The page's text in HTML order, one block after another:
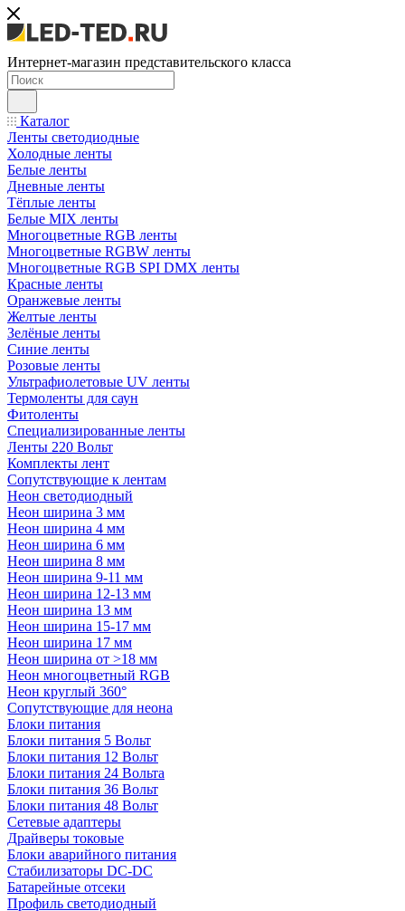
Интернет-магазин представительского класса
Каталог
Ленты светодиодные
Холодные ленты
Белые ленты
Дневные ленты
Тёплые ленты
Белые MIX ленты
Многоцветные RGB ленты
Многоцветные RGBW ленты
Многоцветные RGB SPI DMX ленты
Красные ленты
Оранжевые ленты
Желтые ленты
Зелёные ленты
Синие ленты
Розовые ленты
Ультрафиолетовые UV ленты
Термоленты для саун
Фитоленты
Специализированные ленты
Ленты 220 Вольт
Комплекты лент
Сопутствующие к лентам
Неон светодиодный
Неон ширина 3 мм
Неон ширина 4 мм
Неон ширина 6 мм
Неон ширина 8 мм
Неон ширина 9-11 мм
Неон ширина 12-13 мм
Неон ширина 13 мм
Неон ширина 15-17 мм
Неон ширина 17 мм
Неон ширина от >18 мм
Неон многоцветный RGB
Неон круглый 360°
Сопутствующие для неона
Блоки питания
Блоки питания 5 Вольт
Блоки питания 12 Вольт
Блоки питания 24 Вольта
Блоки питания 36 Вольт
Блоки питания 48 Вольт
Сетевые адаптеры
Драйверы токовые
Блоки аварийного питания
Стабилизаторы DC-DC
Батарейные отсеки
Профиль светодиодный